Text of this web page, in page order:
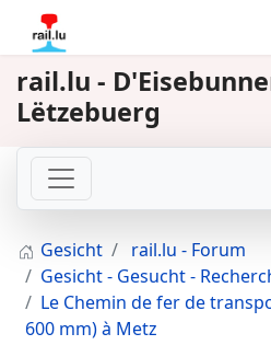
rail.lu -
Lëtzebuerg
Gesicht
rail.lu - Forum
Gesicht - Gesucht -
Le Chemin de fer de
600 mm) à Metz